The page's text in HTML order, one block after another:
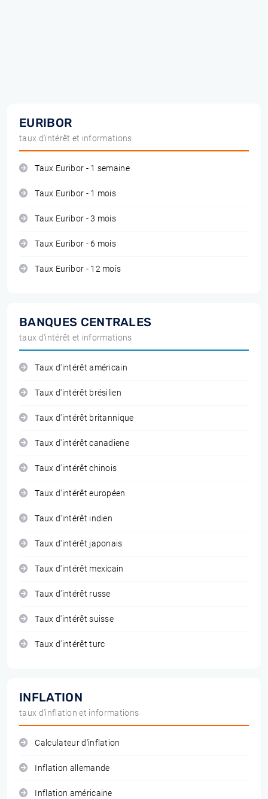
EURIBOR
taux d'intérêt et informations
Taux Euribor - 1 semaine
Taux Euribor - 1 mois
Taux Euribor - 3 mois
Taux Euribor - 6 mois
Taux Euribor - 12 mois
BANQUES CENTRALES
taux d'intérêt et informations
Taux d'intérêt américain
Taux d'intérêt brésilien
Taux d'intérêt britannique
Taux d'intérêt canadiene
Taux d'intérêt chinois
Taux d'intérêt européen
Taux d'intérêt indien
Taux d'intérêt japonais
Taux d'intérêt mexicain
Taux d'intérêt russe
Taux d'intérêt suisse
Taux d'intérêt turc
INFLATION
taux d'inflation et informations
Calculateur d'inflation
Inflation allemande
Inflation américaine